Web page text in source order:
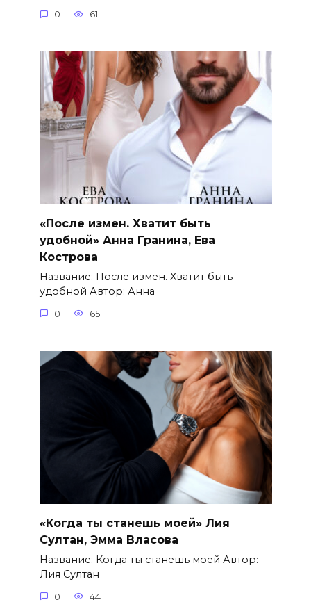
0 61
«После измен. Хватит быть
удобной» Анна Гранина, Ева
Кострова
Название: После измен. Хватит быть
удобной Автор: Анна
0 65
«Когда ты станешь моей» Лия
Султан, Эмма Власова
Название: Когда ты станешь моей Автор:
Лия Султан
0 44